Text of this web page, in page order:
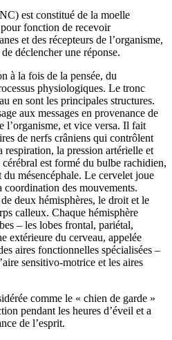
est constitué de la moelle
fonction de recevoir
et des récepteurs de l’organisme,
déclencher une réponse.
à la fois de la pensée, du
physiologiques. Le tronc
en sont les principales structures.
aux messages en provenance de
l’organisme, et vice versa. Il fait
de nerfs crâniens qui contrôlent
respiration, la pression artérielle et
est formé du bulbe rachidien,
mésencéphale. Le cervelet joue
des mouvements.
deux hémisphères, le droit et le
calleux. Chaque hémisphère
– les lobes frontal, pariétal,
extérieure du cerveau, appelée
aires fonctionnelles spécialisées –
sensitivo-motrice et les aires
comme le « chien de garde »
pendant les heures d’éveil et a
de l’esprit.